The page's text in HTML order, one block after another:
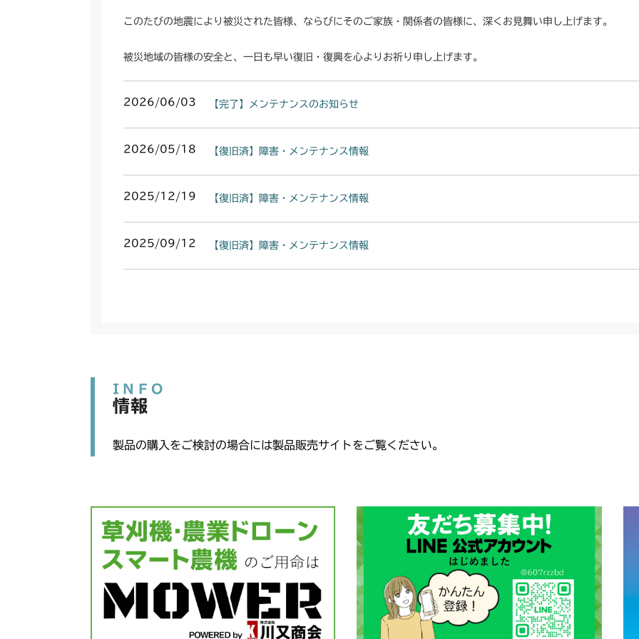
このたびの地震により被災された皆様、ならびにそのご家族・関係者の皆様に、深くお見舞い申し上げます。
被災地域の皆様の安全と、一日も早い復旧・復興を心よりお祈り申し上げます。
2026/06/03 【完了】メンテナンスのお知らせ
2026/05/18 【復旧済】障害・メンテナンス情報
2025/12/19 【復旧済】障害・メンテナンス情報
2025/09/12 【復旧済】障害・メンテナンス情報
INFO
情報
製品の購入をご検討の場合には製品販売サイトをご覧ください。